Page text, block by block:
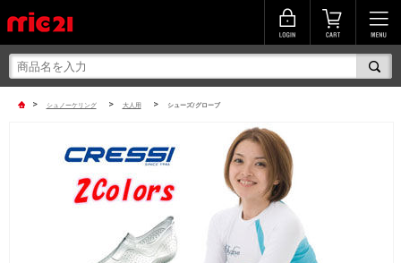
> シュノーケリング > 大人用 > シューズ/グローブ